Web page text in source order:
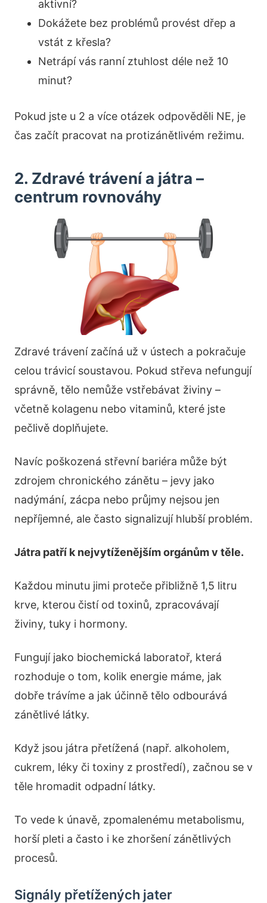
aktivní?
Dokážete bez problémů provést dřep a
vstát z křesla?
Netrápí vás ranní ztuhlost déle než 10
minut?
Pokud jste u 2 a více otázek odpověděli NE, je
čas začít pracovat na protizánětlivém režimu.
2. Zdravé trávení a játra –
centrum rovnováhy
Zdravé trávení začíná už v ústech a pokračuje
celou trávicí soustavou. Pokud střeva nefungují
správně, tělo nemůže vstřebávat živiny –
včetně kolagenu nebo vitaminů, které jste
pečlivě doplňujete.
Navíc poškozená střevní bariéra může být
zdrojem chronického zánětu – jevy jako
nadýmání, zácpa nebo průjmy nejsou jen
nepříjemné, ale často signalizují hlubší problém.
Játra patří k nejvytíženějším orgánům v těle.
Každou minutu jimi proteče přibližně 1,5 litru
krve, kterou čistí od toxinů, zpracovávají
živiny, tuky i hormony.
Fungují jako biochemická laboratoř, která
rozhoduje o tom, kolik energie máme, jak
dobře trávíme a jak účinně tělo odbourává
zánětlivé látky.
Když jsou játra přetížená (např. alkoholem,
cukrem, léky či toxiny z prostředí), začnou se v
těle hromadit odpadní látky.
To vede k únavě, zpomalenému metabolismu,
horší pleti a často i ke zhoršení zánětlivých
procesů.
Signály přetížených jater